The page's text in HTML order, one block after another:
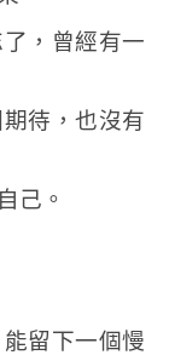
，曾經有一
待，也沒有
己。
留下一個慢